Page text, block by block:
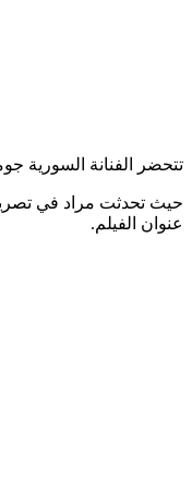
تتحضر الفنانة السورية
حيث تحدثت مراد في
عنوان الفيلم.